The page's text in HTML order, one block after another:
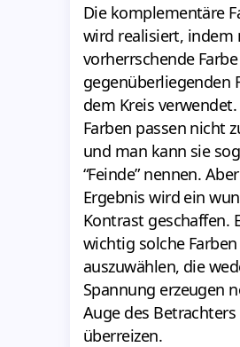
Die komplementäre
wird realisiert, indem
vorherrschende
gegenüberliegenden
dem Kreis verwendet.
Farben passen nicht
und man kann sie
“Feinde” nennen.
Ergebnis wird ein
Kontrast geschaffen.
wichtig solche Farben
auszuwählen, die
Spannung erzeugen
Auge des Betrachters
überreizen.